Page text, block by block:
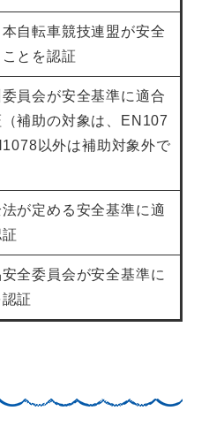
自転車競技連盟が安全
とを認証
員会が安全基準に適合
補助の対象は、EN107
以外は補助対象外で
が定める安全基準に適
全委員会が安全基準に
証